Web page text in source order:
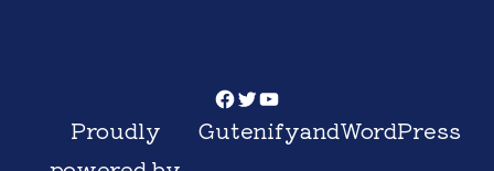
Facebook
Twitter
YouTube
Proudly
GutenifyandWordPress